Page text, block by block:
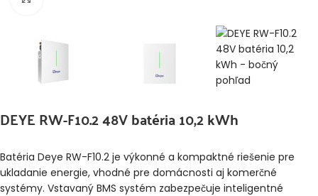
DEYE RW-F10.2 48V batéria 10,2 kWh
Batéria Deye RW-F10.2 je výkonné a kompaktné riešenie pre
ukladanie energie, vhodné pre domácnosti aj komerčné
systémy. Vstavaný BMS systém zabezpečuje inteligentné